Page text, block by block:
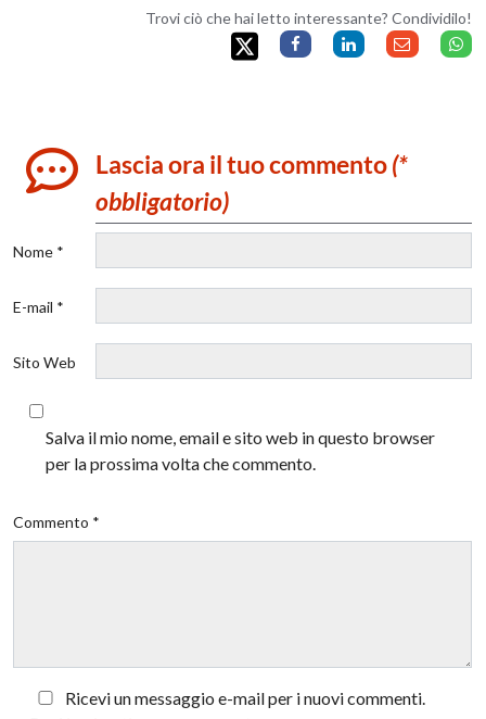
Trovi ciò che hai letto interessante? Condividilo!
Lascia ora il tuo commento(*
obbligatorio)
Nome *
E-mail *
Sito Web
Salva il mio nome, email e sito web in questo browser
per la prossima volta che commento.
Commento *
Ricevi un messaggio e-mail per i nuovi commenti.